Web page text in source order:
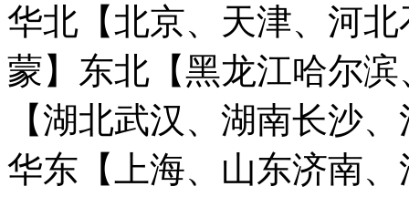
华北【北京、天津、河
蒙】 东北【黑龙江哈尔
【湖北武汉、湖南长沙
华东【上海、山东济南